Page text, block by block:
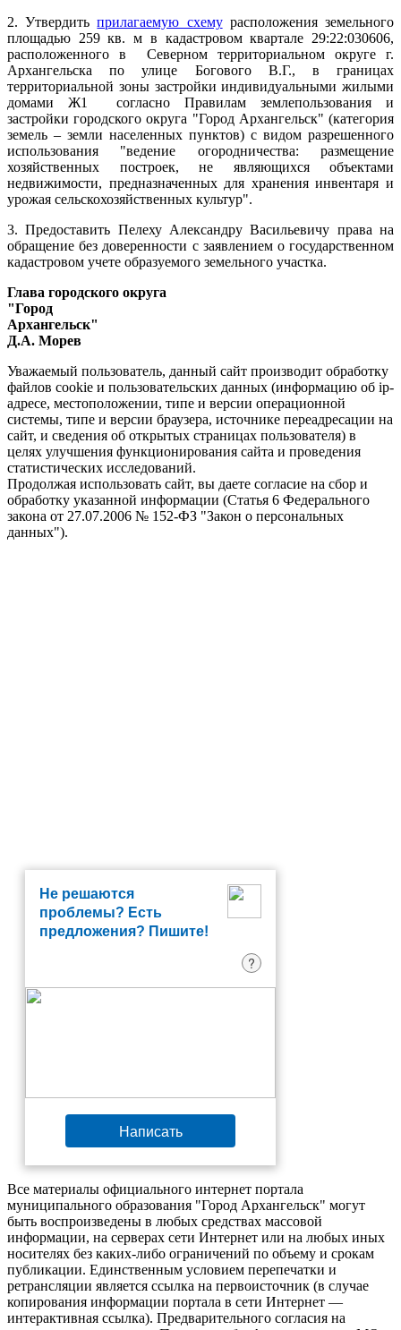
2. Утвердитьприлагаемую схемурасположения земельного
площадью 259 кв. м в кадастровом квартале 29:22:030606,
расположенного в Северном территориальном округе г.
Архангельска по улице Богового В.Г., в границах
территориальной зоны застройки индивидуальными жилыми
домами Ж1 согласно Правилам землепользования и
застройки городского округа "Город Архангельск" (категория
земель – земли населенных пунктов) с видом разрешенного
использования "ведение огородничества: размещение
хозяйственных построек, не являющихся объектами
недвижимости, предназначенных для хранения инвентаря и
урожая сельскохозяйственных культур".
3. Предоставить Пелеху Александру Васильевичу права на
обращение без доверенности с заявлением о государственном
кадастровом учете образуемого земельного участка.
Глава городского округа
"Город
Архангельск"
Д.А. Морев
Уважаемый пользователь, данный сайт производит обработку
файлов cookie и пользовательских данных (информацию об ip-
адресе, местоположении, типе и версии операционной
системы, типе и версии браузера, источнике переадресации на
сайт, и сведения об открытых страницах пользователя) в
целях улучшения функционирования сайта и проведения
статистических исследований.
Продолжая использовать сайт, вы даете согласие на сбор и
обработку указанной информации (Статья 6 Федерального
закона от 27.07.2006 № 152-ФЗ "Закон о персональных
данных").
Не решаются
проблемы? Есть
предложения? Пишите!
?
Написать
Все материалы официального интернет портала
муниципального образования "Город Архангельск" могут
быть воспроизведены в любых средствах массовой
информации, на серверах сети Интернет или на любых иных
носителях без каких-либо ограничений по объему и срокам
публикации. Единственным условием перепечатки и
ретрансляции является ссылка на первоисточник (в случае
копирования информации портала в сети Интернет —
интерактивная ссылка). Предварительного согласия на